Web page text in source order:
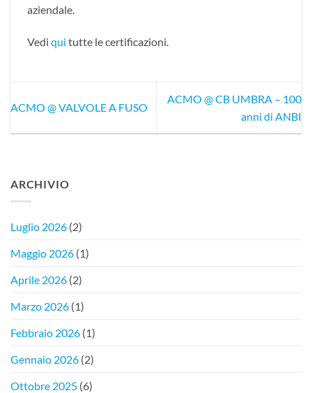
aziendale.
Vedi qui tutte le certificazioni.
ACMO @ VALVOLE A FUSO
ACMO @ CB UMBRA – 100
anni di ANBI
ARCHIVIO
Luglio 2026 (2)
Maggio 2026 (1)
Aprile 2026 (2)
Marzo 2026 (1)
Febbraio 2026 (1)
Gennaio 2026 (2)
Ottobre 2025 (6)